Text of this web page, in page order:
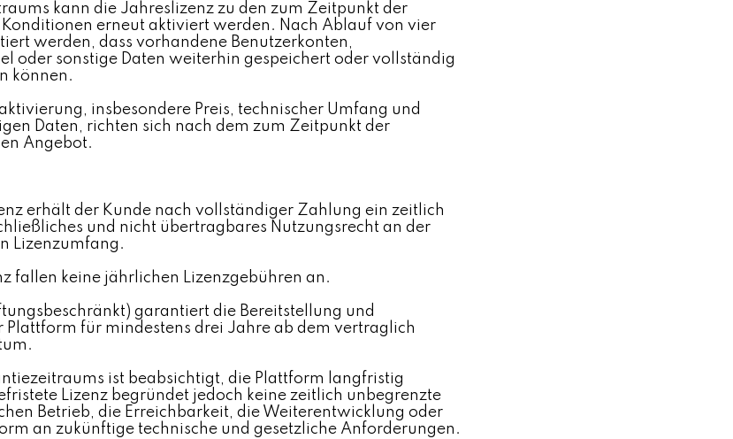
kann die Jahreslizenz zu den zum Zeitpunkt der
erneut aktiviert werden. Nach Ablauf von vier
werden, dass vorhandene Benutzerkonten,
oder sonstige Daten weiterhin gespeichert oder vollständig
können.
insbesondere Preis, technischer Umfang und
Daten, richten sich nach dem zum Zeitpunkt der
Angebot.
erhält der Kunde nach vollständiger Zahlung ein zeitlich
und nicht übertragbares Nutzungsrecht an der
Lizenzumfang.
fallen keine jährlichen Lizenzgebühren an.
garantiert die Bereitstellung und
Plattform für mindestens drei Jahre ab dem vertraglich
ist beabsichtigt, die Plattform langfristig
Lizenz begründet jedoch keine zeitlich unbegrenzte
Betrieb, die Erreichbarkeit, die Weiterentwicklung oder
an zukünftige technische und gesetzliche Anforderungen.